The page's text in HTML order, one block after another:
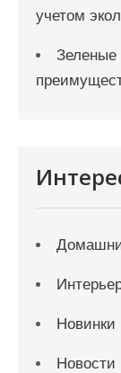
учетом
Зеленые
Новинки
Новости